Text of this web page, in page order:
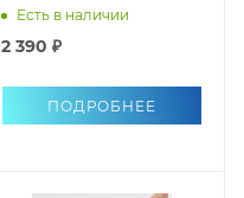
Есть в наличии
2 390 ₽
ПОДРОБНЕЕ